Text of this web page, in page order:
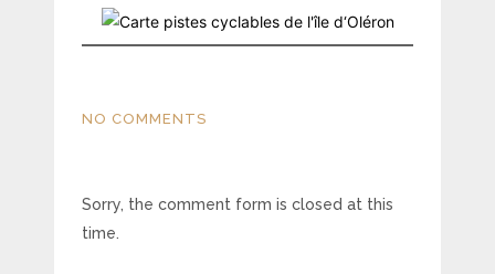
NO COMMENTS
Sorry, the comment form is closed at this
time.